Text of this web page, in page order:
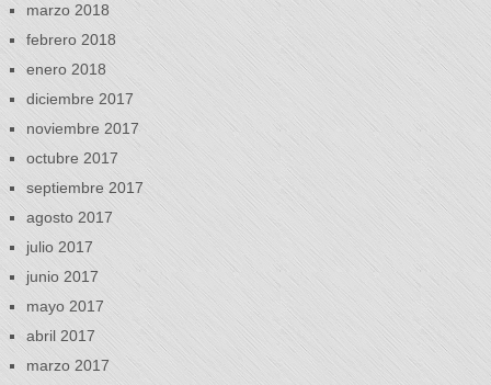
marzo 2018
febrero 2018
enero 2018
diciembre 2017
noviembre 2017
octubre 2017
septiembre 2017
agosto 2017
julio 2017
junio 2017
mayo 2017
abril 2017
marzo 2017